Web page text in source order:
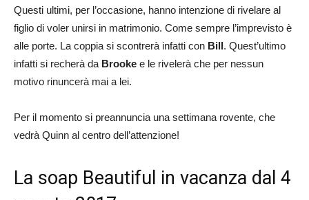
Questi ultimi, per l’occasione, hanno intenzione di rivelare al
figlio di voler unirsi in matrimonio. Come sempre l’imprevisto è
alle porte. La coppia si scontrerà infatti con Bill. Quest’ultimo
infatti si recherà da Brooke e le rivelerà che per nessun
motivo rinuncerà mai a lei.
Per il momento si preannuncia una settimana rovente, che
vedrà Quinn al centro dell’attenzione!
La soap Beautiful in vacanza dal 4